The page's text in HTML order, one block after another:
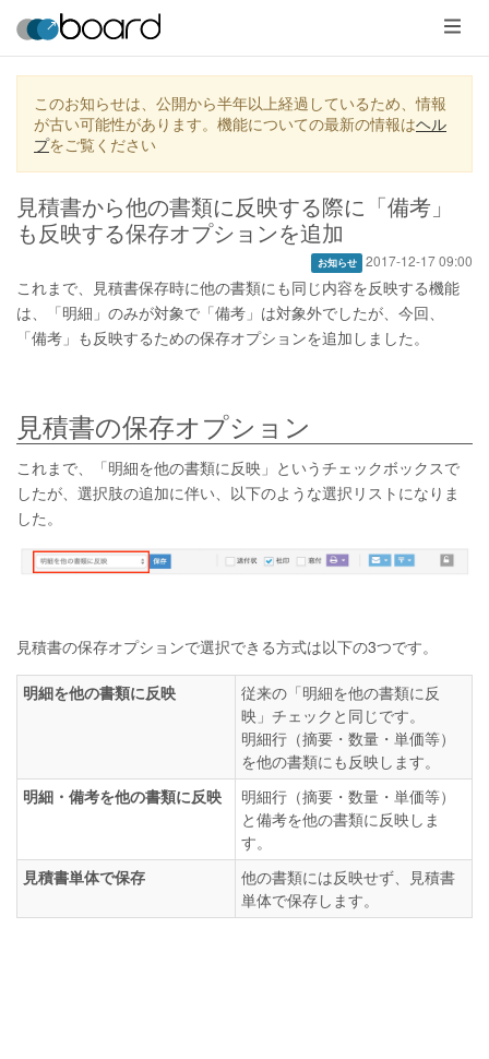
メ
ニ
ュ
ー
このお知らせは、公開から半年以上経過しているため、情報
が古い可能性があります。機能についての最新の情報はヘル
プをご覧ください
見積書から他の書類に反映する際に「備考」
も反映する保存オプションを追加
お知らせ 2017-12-17 09:00
これまで、見積書保存時に他の書類にも同じ内容を反映する機能
は、「明細」のみが対象で「備考」は対象外でしたが、今回、
「備考」も反映するための保存オプションを追加しました。
見積書の保存オプション
これまで、「明細を他の書類に反映」というチェックボックスで
したが、選択肢の追加に伴い、以下のような選択リストになりま
した。
見積書の保存オプションで選択できる方式は以下の3つです。
明細を他の書類に反映
従来の「明細を他の書類に反
映」チェックと同じです。
明細行（摘要・数量・単価等）
を他の書類にも反映します。
明細・備考を他の書類に反映
明細行（摘要・数量・単価等）
と備考を他の書類に反映しま
す。
見積書単体で保存
他の書類には反映せず、見積書
単体で保存します。